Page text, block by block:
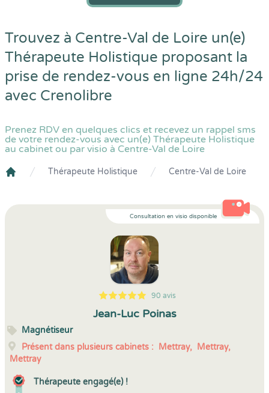
Trouvez à Centre-Val de Loire un(e)
Thérapeute Holistique proposant la
prise de rendez-vous en ligne 24h/24
avec Crenolibre
Prenez RDV en quelques clics et recevez un rappel sms
de votre rendez-vous avec un(e) Thérapeute Holistique
au cabinet ou par visio à Centre-Val de Loire
Thérapeute Holistique Centre-Val de Loire
Consultation en visio disponible
5
1
5
90 90 avis
Jean-Luc Poinas
Magnétiseur
Présent dans plusieurs cabinets : Mettray, Mettray,
Mettray
Thérapeute engagé(e) !